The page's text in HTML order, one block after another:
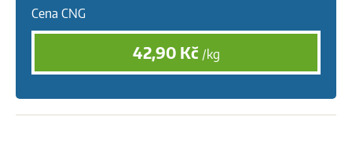
Cena CNG
42,90 Kč /kg